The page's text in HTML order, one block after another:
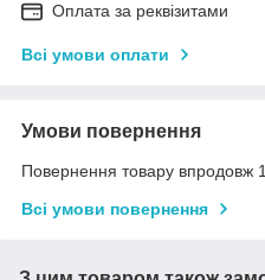
Оплата за реквізитами
Всі умови оплати
Умови повернення
Повернення товару впродовж
Всі умови повернення